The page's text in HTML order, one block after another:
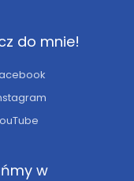
do mnie!
w